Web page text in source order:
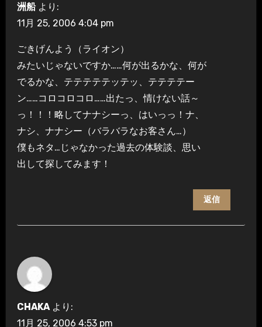
洲船 より:
11月 25, 2006 4:04 pm
ごきげんよう（ライオン）
みたいじゃないですか……何が出るかな、何が
でるかな、テテテテテッテッ、テテテテー
ン……コロコロコロ……出たっ、情けない話～
っ！！！略してナナシーっ、はいっっ！ナ、
ナシ、ナナシー（バラバラなお客さん…）
僕もネタ…じゃなかった過去の体験談、思い
出して探してみます！
返信
CHAKA より:
11月 25, 2006 4:53 pm